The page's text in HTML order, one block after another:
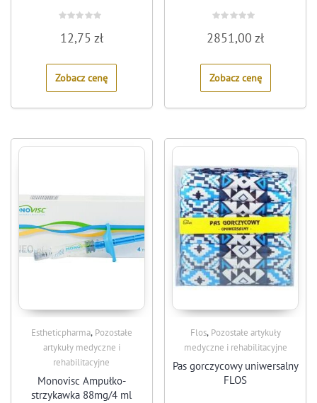
0
out
5
12,75 zł
Zobacz cenę
0
out
5
2851,00zł
Zobacz cenę
Estheticpharma, Pozostałe
artykuły medyczne i
rehabilitacyjne
Monovisc Ampułko-
strzykawka 88mg/4 ml
Flos, Pozostałe artykuły
medyczne i rehabilitacyjne
Pas gorczycowy uniwersalny
FLOS